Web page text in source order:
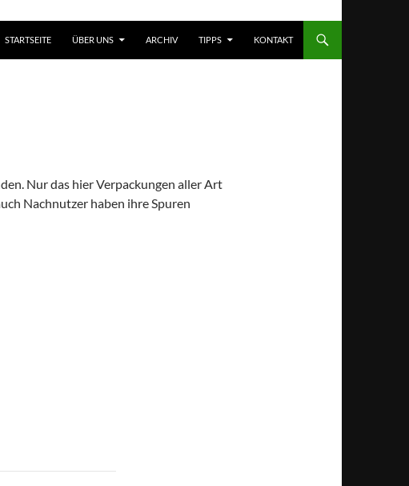
STARTSEITE
ÜBER UNS ARCHIV TIPPS KONTAKT
Nur das hier Verpackungen aller Art
Nachnutzer haben ihre Spuren